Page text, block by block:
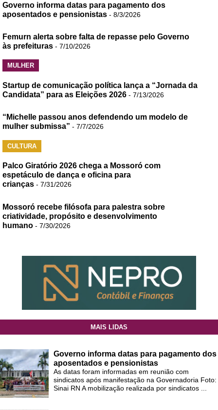
Governo informa datas para pagamento dos
aposentados e pensionistas - 8/3/2026
Femurn alerta sobre falta de repasse pelo Governo
às prefeituras - 7/10/2026
MULHER
Startup de comunicação política lança a “Jornada da
Candidata” para as Eleições 2026 - 7/13/2026
“Michelle passou anos defendendo um modelo de
mulher submissa” - 7/7/2026
CULTURA
Palco Giratório 2026 chega a Mossoró com
espetáculo de dança e oficina para
crianças - 7/31/2026
Mossoró recebe filósofa para palestra sobre
criatividade, propósito e desenvolvimento
humano - 7/30/2026
MAIS LIDAS
Governo informa datas para pagamento dos
aposentados e pensionistas
As datas foram informadas em reunião com
sindicatos após manifestação na Governadoria Foto:
Sinai RN A mobilização realizada por sindicatos ...